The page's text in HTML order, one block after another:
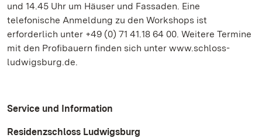
und 14.45 Uhr um Häuser und Fassaden. Eine
telefonische Anmeldung zu den Workshops ist
erforderlich unter +49 (0) 71 41.18 64 00. Weitere Termine
mit den Profibauern finden sich unter www.schloss-
ludwigsburg.de.
Service und Information
Residenzschloss Ludwigsburg